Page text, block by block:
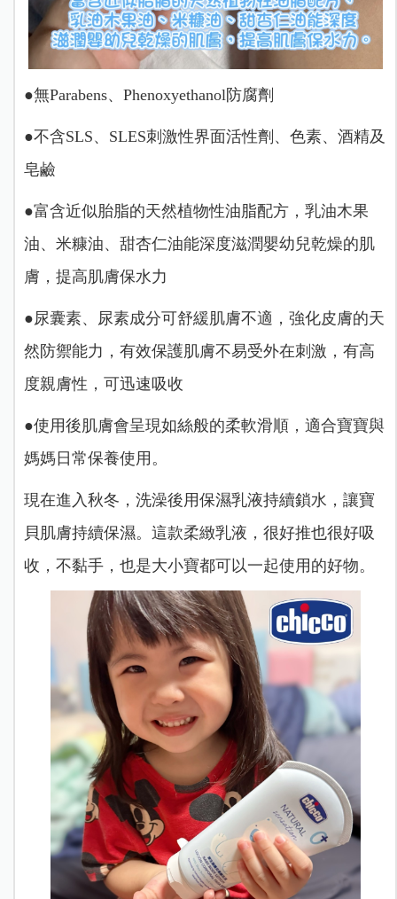
●無Parabens、Phenoxyethanol防腐劑
●不含SLS、SLES刺激性界面活性劑、色素、酒精及
皂鹼
●富含近似胎脂的天然植物性油脂配方，乳油木果
油、米糠油、甜杏仁油能深度滋潤嬰幼兒乾燥的肌
膚，提高肌膚保水力
●尿囊素、尿素成分可舒緩肌膚不適，強化皮膚的天
然防禦能力，有效保護肌膚不易受外在刺激，有高
度親膚性，可迅速吸收
●使用後肌膚會呈現如絲般的柔軟滑順，適合寶寶與
媽媽日常保養使用。
現在進入秋冬，洗澡後用保濕乳液持續鎖水，讓寶
貝肌膚持續保濕。這款柔緻乳液，很好推也很好吸
收，不黏手，也是大小寶都可以一起使用的好物。